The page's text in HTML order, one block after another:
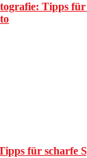
Tipps für
für scharfe